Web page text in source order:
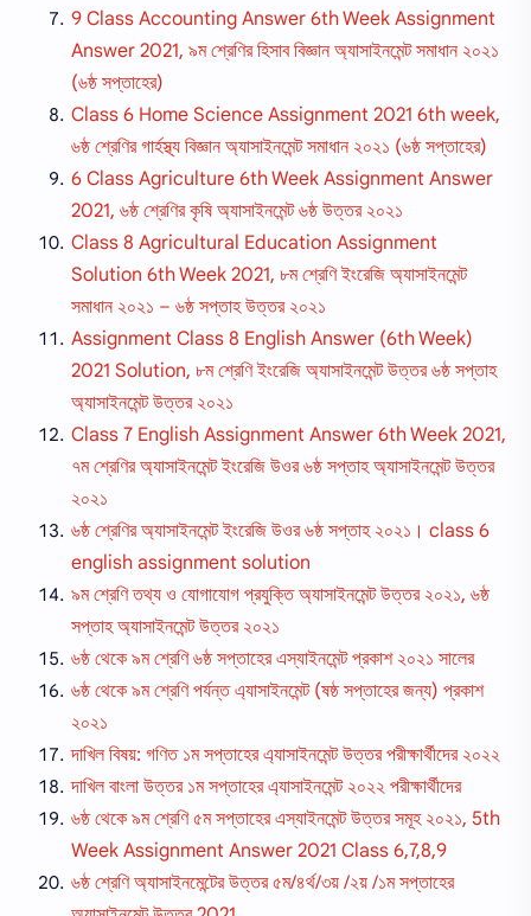
9 Class Accounting Answer 6th Week Assignment
Answer 2021, ৯ম শ্রেণির হিসাব বিজ্ঞান অ্যাসাইনমেন্ট সমাধান ২০২১
(৬ষ্ঠ সপ্তাহের)
Class 6 Home Science Assignment 2021 6th week,
৬ষ্ঠ শ্রেণির গার্হস্থ্য বিজ্ঞান অ্যাসাইনমেন্ট সমাধান ২০২১ (৬ষ্ঠ সপ্তাহের)
6 Class Agriculture 6th Week Assignment Answer
2021, ৬ষ্ঠ শ্রেণির কৃষি অ্যাসাইনমেন্ট ৬ষ্ঠ উত্তর ২০২১
Class 8 Agricultural Education Assignment
Solution 6th Week 2021, ৮ম শ্রেণি ইংরেজি অ্যাসাইনমেন্ট
সমাধান ২০২১ – ৬ষ্ঠ সপ্তাহ উত্তর ২০২১
Assignment Class 8 English Answer (6th Week)
2021 Solution, ৮ম শ্রেণি ইংরেজি অ্যাসাইনমেন্ট উত্তর ৬ষ্ঠ সপ্তাহ
অ্যাসাইনমেন্ট উত্তর ২০২১
Class 7 English Assignment Answer 6th Week 2021,
৭ম শ্রেণির অ্যাসাইনমেন্ট ইংরেজি উওর ৬ষ্ঠ সপ্তাহ অ্যাসাইনমেন্ট উত্তর
২০২১
৬ষ্ঠ শ্রেণির অ্যাসাইনমেন্ট ইংরেজি উওর ৬ষ্ঠ সপ্তাহ ২০২১। class 6
english assignment solution
৯ম শ্রেণি তথ্য ও যোগাযোগ প্রযুক্তি অ্যাসাইনমেন্ট উত্তর ২০২১, ৬ষ্ঠ
সপ্তাহ অ্যাসাইনমেন্ট উত্তর ২০২১
৬ষ্ঠ থেকে ৯ম শ্রেণি ৬ষ্ঠ সপ্তাহের এস্যাইনমেন্ট প্রকাশ ২০২১ সালের
৬ষ্ঠ থেকে ৯ম শ্রেণি পর্যন্ত এ্যাসাইনমেন্ট (ষষ্ঠ সপ্তাহের জন্য) প্রকাশ
২০২১
দাখিল বিষয়: গণিত ১ম সপ্তাহের এ্যাসাইনমেন্ট উত্তর পরীক্ষার্থীদের ২০২২
দাখিল বাংলা উত্তর ১ম সপ্তাহের এ্যাসাইনমেন্ট ২০২২ পরীক্ষার্থীদের
৬ষ্ঠ থেকে ৯ম শ্রেণি ৫ম সপ্তাহের এস্যাইনমেন্ট উত্তর সমূহ ২০২১, 5th
Week Assignment Answer 2021 Class 6,7,8,9
৬ষ্ঠ শ্রেণি অ্যাসাইনমেন্টের উত্তর ৫ম/৪র্থ/৩য় /২য় /১ম সপ্তাহের